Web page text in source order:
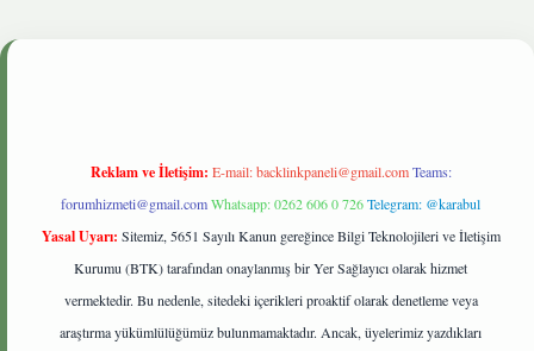
Reklam ve İletişim: E-mail:backlinkpaneli@gmail.com Teams:
forumhizmeti@gmail.comWhatsapp: 0262 606 0 726Telegram: @karabul
Yasal Uyarı: Sitemiz, 5651 Sayılı Kanun gereğince Bilgi Teknolojileri ve İletişim
Kurumu (BTK) tarafından onaylanmış bir Yer Sağlayıcı olarak hizmet
vermektedir. Bu nedenle, sitedeki içerikleri proaktif olarak denetleme veya
araştırma yükümlülüğümüz bulunmamaktadır. Ancak, üyelerimiz yazdıkları